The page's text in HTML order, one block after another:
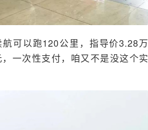
可以跑120公里，指导价3.28万
一次性支付，咱又不是没这个实